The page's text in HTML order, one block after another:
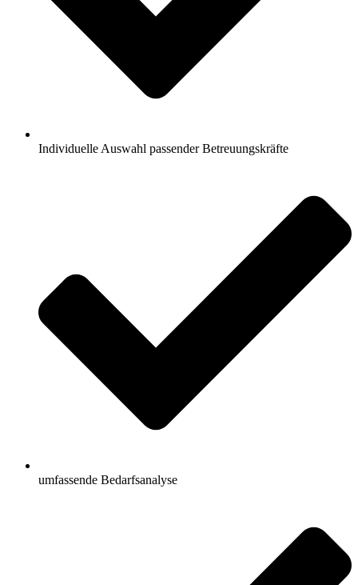
Individuelle Auswahl passender Betreuungskräfte
umfassende Bedarfsanalyse